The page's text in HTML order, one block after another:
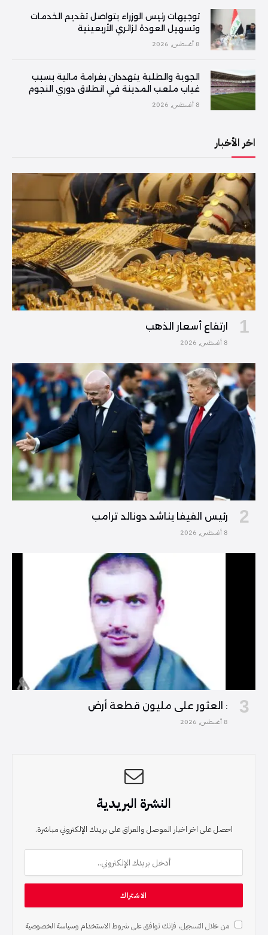
توجيهات رئيس الوزراء بتواصل تقديم الخدمات
وتسهيل العودة لزائري الأربعينية
8 أغسطس, 2026
الجوية والطلبة يتهددان بغرامة مالية بسبب
غياب ملعب المدينة في انطلاق دوري النجوم
8 أغسطس, 2026
اخر الأخبار
ارتفاع أسعار الذهب
8 أغسطس, 2026
رئيس الفيفا يناشد دونالد ترامب
8 أغسطس, 2026
: العثور على مليون قطعة أرض
8 أغسطس, 2026
النشرة البريدية
احصل على اخر اخبار الموصل والعراق على بريدك الإلكتروني مباشرة.
من خلال التسجيل، فإنك توافق على شروط الاستخدام وسياسة الخصوصية